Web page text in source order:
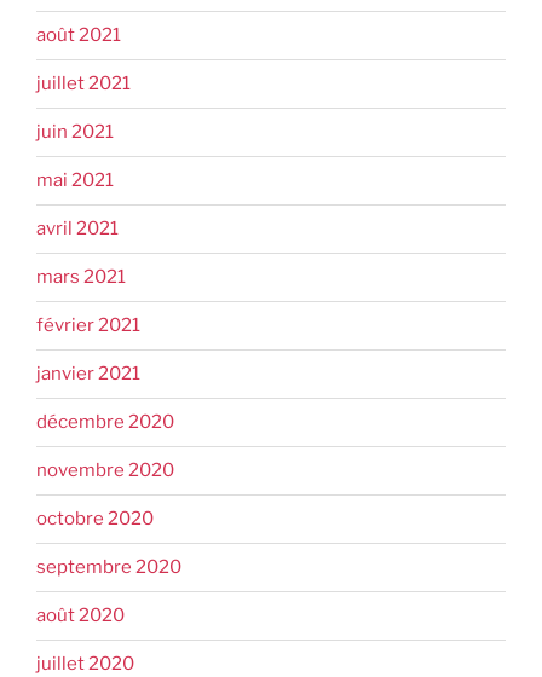
août 2021
juillet 2021
juin 2021
mai 2021
avril 2021
mars 2021
février 2021
janvier 2021
décembre 2020
novembre 2020
octobre 2020
septembre 2020
août 2020
juillet 2020